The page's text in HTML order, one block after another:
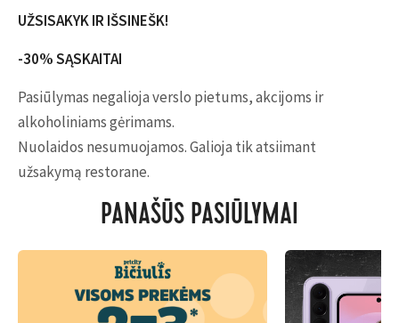
UŽSISAKYK IR IŠSINEŠK!
-30% SĄSKAITAI
Pasiūlymas negalioja verslo pietums, akcijoms ir
alkoholiniams gėrimams.
Nuolaidos nesumuojamos. Galioja tik atsiimant
užsakymą restorane.
PANAŠŪS PASIŪLYMAI